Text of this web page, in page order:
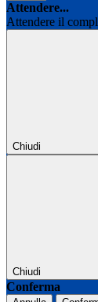
Attendere...
Attendere il
Chiudi
Chiudi
Conferma